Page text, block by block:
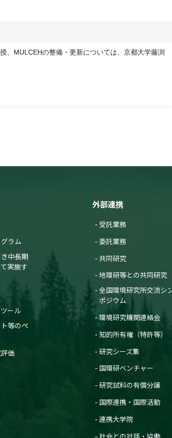
、MULCEHの整備・更新については、京都大学藤渕
ラム
中長期
実施す
ール
等のペ
価
外部連携
受託業務
委託業務
共同研究
地環研等との共同研究
全国環境研究所交流シ
ポジウム
環境研究機関連絡会
知的所有権（特許等）
研究シーズ集
国環研ベンチャー
研究試料の有償分譲
国際連携・国際活動
連携大学院
社会との対話・協働